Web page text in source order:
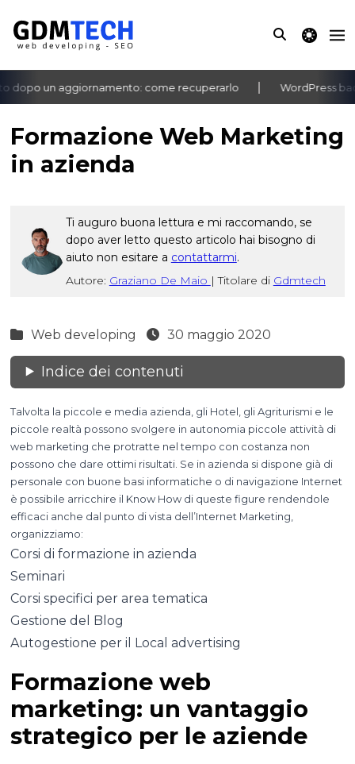
theme
dopo un aggiornamento: come recuperarlo WordPress
‹ ›
Formazione Web Marketing
in azienda
Ti auguro buona lettura e mi raccomando, se
dopo aver letto questo articolo hai bisogno di
aiuto non esitare a contattarmi.
Autore: Graziano De Maio | Titolare di Gdmtech
Web developing 30 maggio 2020
Indice dei contenuti
Talvolta la piccole e media azienda, gli Hotel, gli Agriturismi e le
piccole realtà possono svolgere in autonomia piccole attività di
web marketing che protratte nel tempo con costanza non
possono che dare ottimi risultati. Se in azienda si dispone già di
personale con buone basi informatiche o di navigazione Internet
è possibile arricchire il Know How di queste figure rendendole
efficaci anche dal punto di vista dell’Internet Marketing,
organizziamo:
Corsi di formazione in azienda
Seminari
Corsi specifici per area tematica
Gestione del Blog
Autogestione per il Local advertising
Formazione web
marketing: un vantaggio
strategico per le aziende